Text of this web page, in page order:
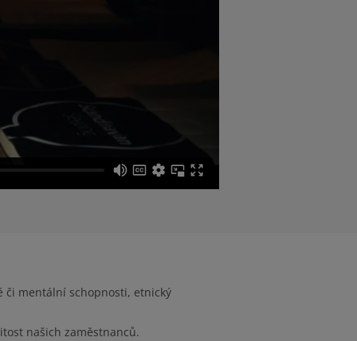
či mentální schopnosti, etnický
našich zaměstnanců.